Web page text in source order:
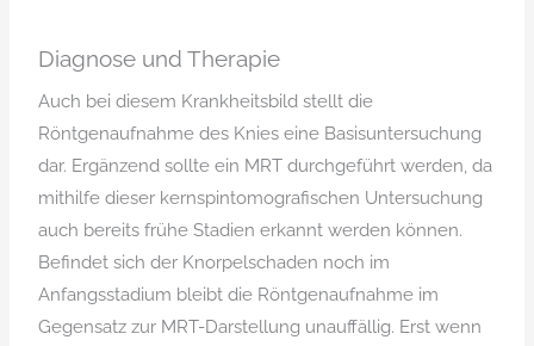
Diagnose und Therapie
Auch bei diesem Krankheitsbild stellt die
Röntgenaufnahme des Knies eine Basisuntersuchung
dar. Ergänzend sollte ein MRT durchgeführt werden, da
mithilfe dieser kernspintomografischen Untersuchung
auch bereits frühe Stadien erkannt werden können.
Befindet sich der Knorpelschaden noch im
Anfangsstadium bleibt die Röntgenaufnahme im
Gegensatz zur MRT-Darstellung unauffällig. Erst wenn